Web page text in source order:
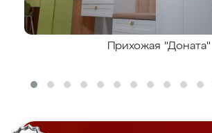
Прихожая "Доната"